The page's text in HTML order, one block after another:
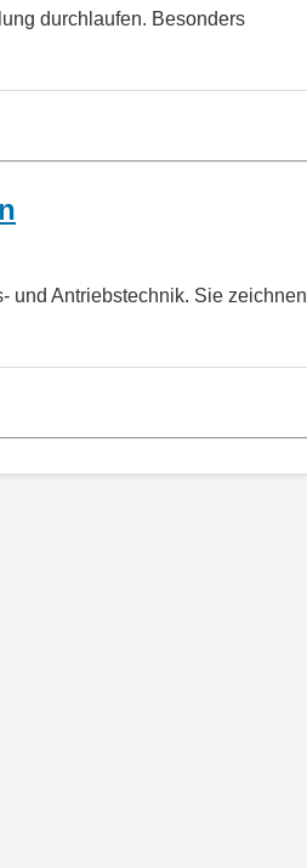
durchlaufen. Besonders
und Antriebstechnik. Sie zeichnen